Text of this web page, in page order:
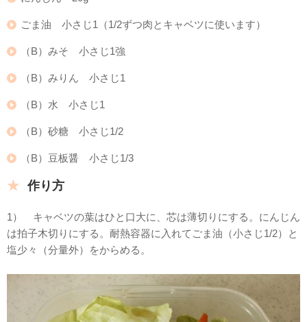
ごま油 小さじ1（1/2ずつ肉とキャベツに使います）
（B）みそ 小さじ1強
（B）みりん 小さじ1
（B）水 小さじ1
（B）砂糖 小さじ1/2
（B）豆板醤 小さじ1/3
作り方
1） キャベツの葉はひと口大に、芯は薄切りにする。にんじん
は拍子木切りにする。耐熱容器に入れてごま油（小さじ1/2）と
塩少々（分量外）をからめる。